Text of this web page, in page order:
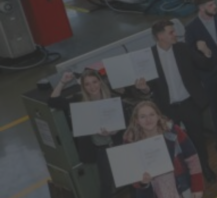
News & Stories
> Jungfachkräfte mit erfolgreichen
Intensive Vorbereitungen waren den
Lehrabschlussprüfungen
vorangegangen, ein banges Warten
auf die Ergebnisse hat nun ein Ende:
Mit viel Erfolg sind die Prüfungen für
die Lehrlinge in der Steiermark und in
Krems über die Bühne gegangen –
herzliche Glückwünsche an alle
Jungfachkräfte!